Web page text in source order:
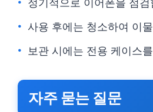
정기적으로 이어폰을 점검
사용 후에는 청소하여 이
보관 시에는 전용 케이스
자주 묻는 질문